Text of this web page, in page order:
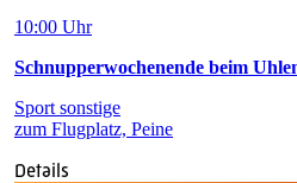
10:00 Uhr
Schnupperwochenende beim
Sport sonstige
zum Flugplatz, Peine
Details